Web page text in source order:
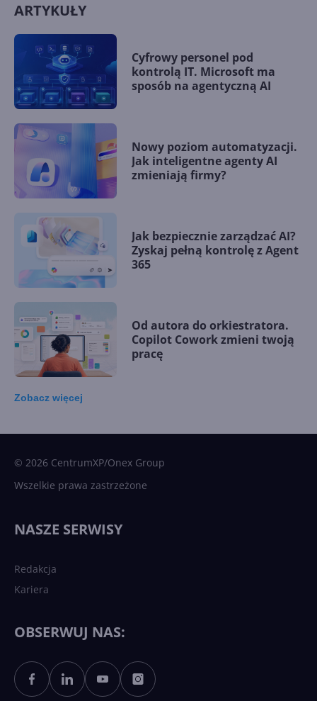
ARTYKUŁY
Cyfrowy personel pod
kontrolą IT. Microsoft ma
sposób na agentyczną AI
Nowy poziom automatyzacji.
Jak inteligentne agenty AI
zmieniają firmy?
Jak bezpiecznie zarządzać AI?
Zyskaj pełną kontrolę z Agent
365
Od autora do orkiestratora.
Copilot Cowork zmieni twoją
pracę
Sztuczna inteligencja po
polsku. Dość barier
Zobacz więcej
© 2026 CentrumXP/Onex Group
Wszelkie prawa zastrzeżone
NASZE SERWISY
Redakcja
Kariera
OBSERWUJ NAS: